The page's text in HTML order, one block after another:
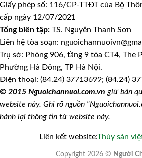
Giấy phép số: 116/GP-TTĐT của Bộ
cấp ngày 12/07/2021
Tổng biên tập: TS. Nguyễn Thanh Sơn
Liên hệ tòa soạn:
Trụ sở: Phòng 906, tầng 9 tòa CT4, The
Phường Hà Đông, TP Hà Nội.
Điện thoại: (84.24) 37713699; (84.24)
© 2015 Nguoichannuoi.com.vn giữ bản
website này. Ghi rõ nguồn
hành lại thông tin từ website này.
Liên kết website:Thủy sản
Copyright 2026 © Người